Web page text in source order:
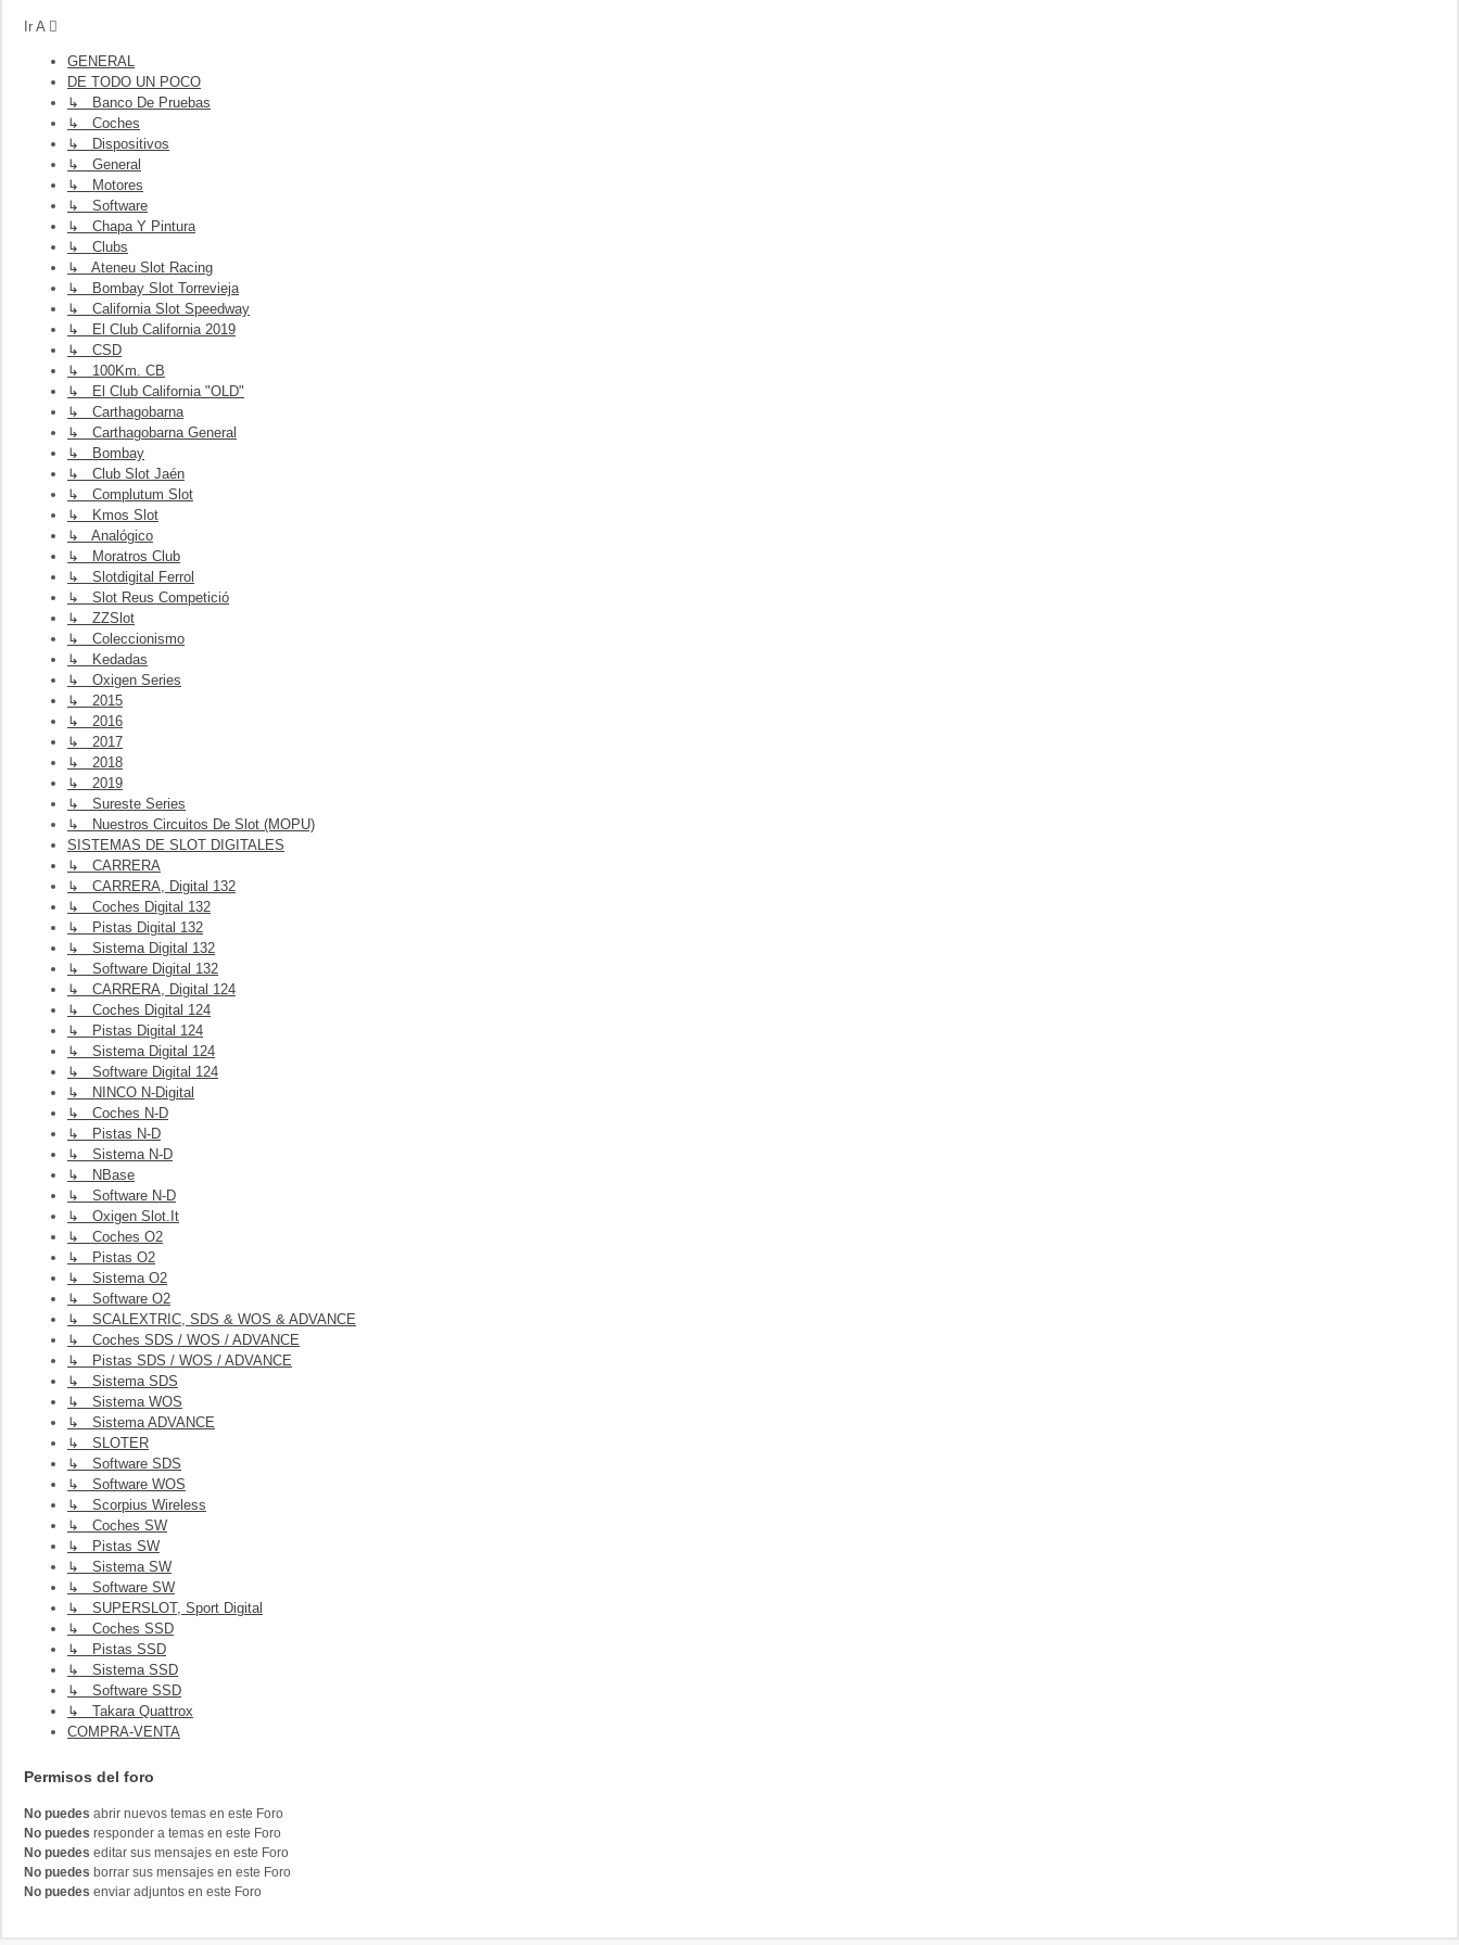
Ir A
GENERAL
DE TODO UN POCO
↳ Banco De Pruebas
↳ Coches
↳ Dispositivos
↳ General
↳ Motores
↳ Software
↳ Chapa Y Pintura
↳ Clubs
↳ Ateneu Slot Racing
↳ Bombay Slot Torrevieja
↳ California Slot Speedway
↳ El Club California 2019
↳ CSD
↳ 100Km. CB
↳ El Club California "OLD"
↳ Carthagobarna
↳ Carthagobarna General
↳ Bombay
↳ Club Slot Jaén
↳ Complutum Slot
↳ Kmos Slot
↳ Analógico
↳ Moratros Club
↳ Slotdigital Ferrol
↳ Slot Reus Competició
↳ ZZSlot
↳ Coleccionismo
↳ Kedadas
↳ Oxigen Series
↳ 2015
↳ 2016
↳ 2017
↳ 2018
↳ 2019
↳ Sureste Series
↳ Nuestros Circuitos De Slot (MOPU)
SISTEMAS DE SLOT DIGITALES
↳ CARRERA
↳ CARRERA, Digital 132
↳ Coches Digital 132
↳ Pistas Digital 132
↳ Sistema Digital 132
↳ Software Digital 132
↳ CARRERA, Digital 124
↳ Coches Digital 124
↳ Pistas Digital 124
↳ Sistema Digital 124
↳ Software Digital 124
↳ NINCO N-Digital
↳ Coches N-D
↳ Pistas N-D
↳ Sistema N-D
↳ NBase
↳ Software N-D
↳ Oxigen Slot.it
↳ Coches O2
↳ Pistas O2
↳ Sistema O2
↳ Software O2
↳ SCALEXTRIC, SDS & WOS & ADVANCE
↳ Coches SDS / WOS / ADVANCE
↳ Pistas SDS / WOS / ADVANCE
↳ Sistema SDS
↳ Sistema WOS
↳ Sistema ADVANCE
↳ SLOTER
↳ Software SDS
↳ Software WOS
↳ Scorpius Wireless
↳ Coches SW
↳ Pistas SW
↳ Sistema SW
↳ Software SW
↳ SUPERSLOT, Sport Digital
↳ Coches SSD
↳ Pistas SSD
↳ Sistema SSD
↳ Software SSD
↳ Takara Quattrox
COMPRA-VENTA
Permisos del foro
No puedes abrir nuevos temas en este Foro
No puedes responder a temas en este Foro
No puedes editar sus mensajes en este Foro
No puedes borrar sus mensajes en este Foro
No puedes enviar adjuntos en este Foro